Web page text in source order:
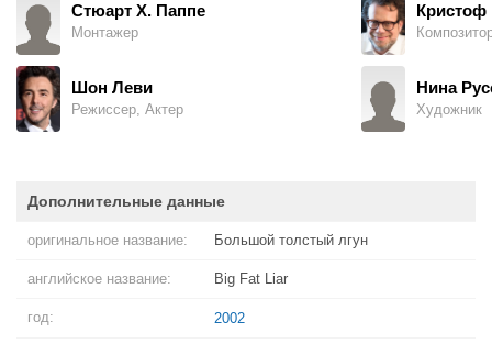
Стюарт Х. Паппе
Монтажер
Шон Леви
Режиссер, Актер
Кристоф
Нина
Художник
Дополнительные данные
оригинальное название: Большой толстый лгун
английское название: Big Fat Liar
год: 2002